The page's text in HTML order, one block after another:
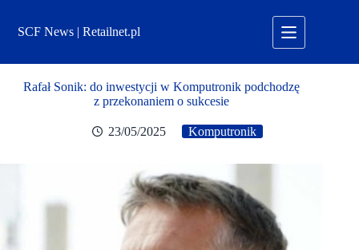
treściSCF News | Retailnet.pl
Rafał Sonik: do inwestycji w Komputronik podchodzę
z przekonaniem o sukcesie
23/05/2025 Komputronik